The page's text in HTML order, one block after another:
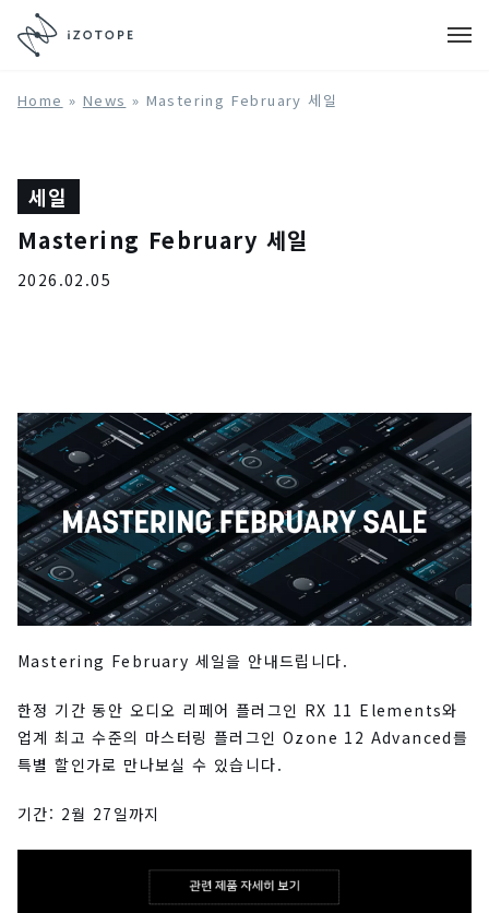
Home » News » Mastering February 세일
세일
Mastering February 세일
2026.02.05
Mastering February 세일을 안내드립니다.
한정 기간 동안 오디오 리페어 플러그인 RX 11 Elements와
업계 최고 수준의 마스터링 플러그인 Ozone 12 Advanced를
특별 할인가로 만나보실 수 있습니다.
기간: 2월 27일까지